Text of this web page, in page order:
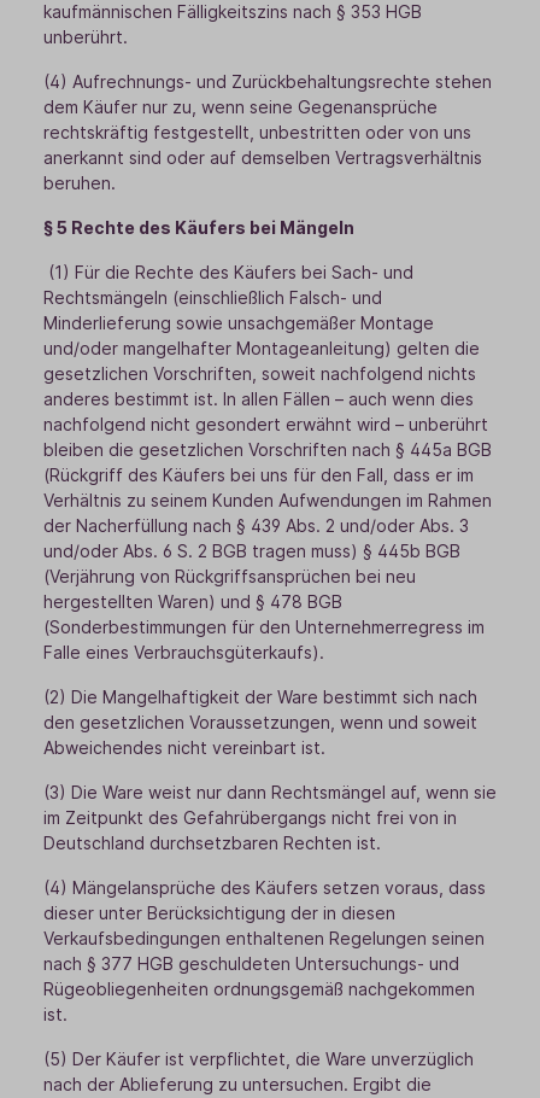
kaufmännischen Fälligkeitszins nach § 353 HGB
unberührt.
(4) Aufrechnungs- und Zurückbehaltungsrechte stehen
dem Käufer nur zu, wenn seine Gegenansprüche
rechtskräftig festgestellt, unbestritten oder von uns
anerkannt sind oder auf demselben Vertragsverhältnis
beruhen.
§ 5 Rechte des Käufers bei Mängeln
(1) Für die Rechte des Käufers bei Sach- und
Rechtsmängeln (einschließlich Falsch- und
Minderlieferung sowie unsachgemäßer Montage
und/oder mangelhafter Montageanleitung) gelten die
gesetzlichen Vorschriften, soweit nachfolgend nichts
anderes bestimmt ist. In allen Fällen – auch wenn dies
nachfolgend nicht gesondert erwähnt wird – unberührt
bleiben die gesetzlichen Vorschriften nach § 445a BGB
(Rückgriff des Käufers bei uns für den Fall, dass er im
Verhältnis zu seinem Kunden Aufwendungen im Rahmen
der Nacherfüllung nach § 439 Abs. 2 und/oder Abs. 3
und/oder Abs. 6 S. 2 BGB tragen muss) § 445b BGB
(Verjährung von Rückgriffsansprüchen bei neu
hergestellten Waren) und § 478 BGB
(Sonderbestimmungen für den Unternehmerregress im
Falle eines Verbrauchsgüterkaufs).
(2) Die Mangelhaftigkeit der Ware bestimmt sich nach
den gesetzlichen Voraussetzungen, wenn und soweit
Abweichendes nicht vereinbart ist.
(3) Die Ware weist nur dann Rechtsmängel auf, wenn sie
im Zeitpunkt des Gefahrübergangs nicht frei von in
Deutschland durchsetzbaren Rechten ist.
(4) Mängelansprüche des Käufers setzen voraus, dass
dieser unter Berücksichtigung der in diesen
Verkaufsbedingungen enthaltenen Regelungen seinen
nach § 377 HGB geschuldeten Untersuchungs- und
Rügeobliegenheiten ordnungsgemäß nachgekommen
ist.
(5) Der Käufer ist verpflichtet, die Ware unverzüglich
nach der Ablieferung zu untersuchen. Ergibt die